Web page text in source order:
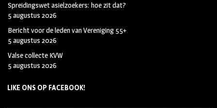
Spreidingswet asielzoekers: hoe zit dat?
5 augustus 2026
Bericht voor de leden van Vereniging 55+
5 augustus 2026
Valse collecte KVW
5 augustus 2026
LIKE ONS OP FACEBOOK!